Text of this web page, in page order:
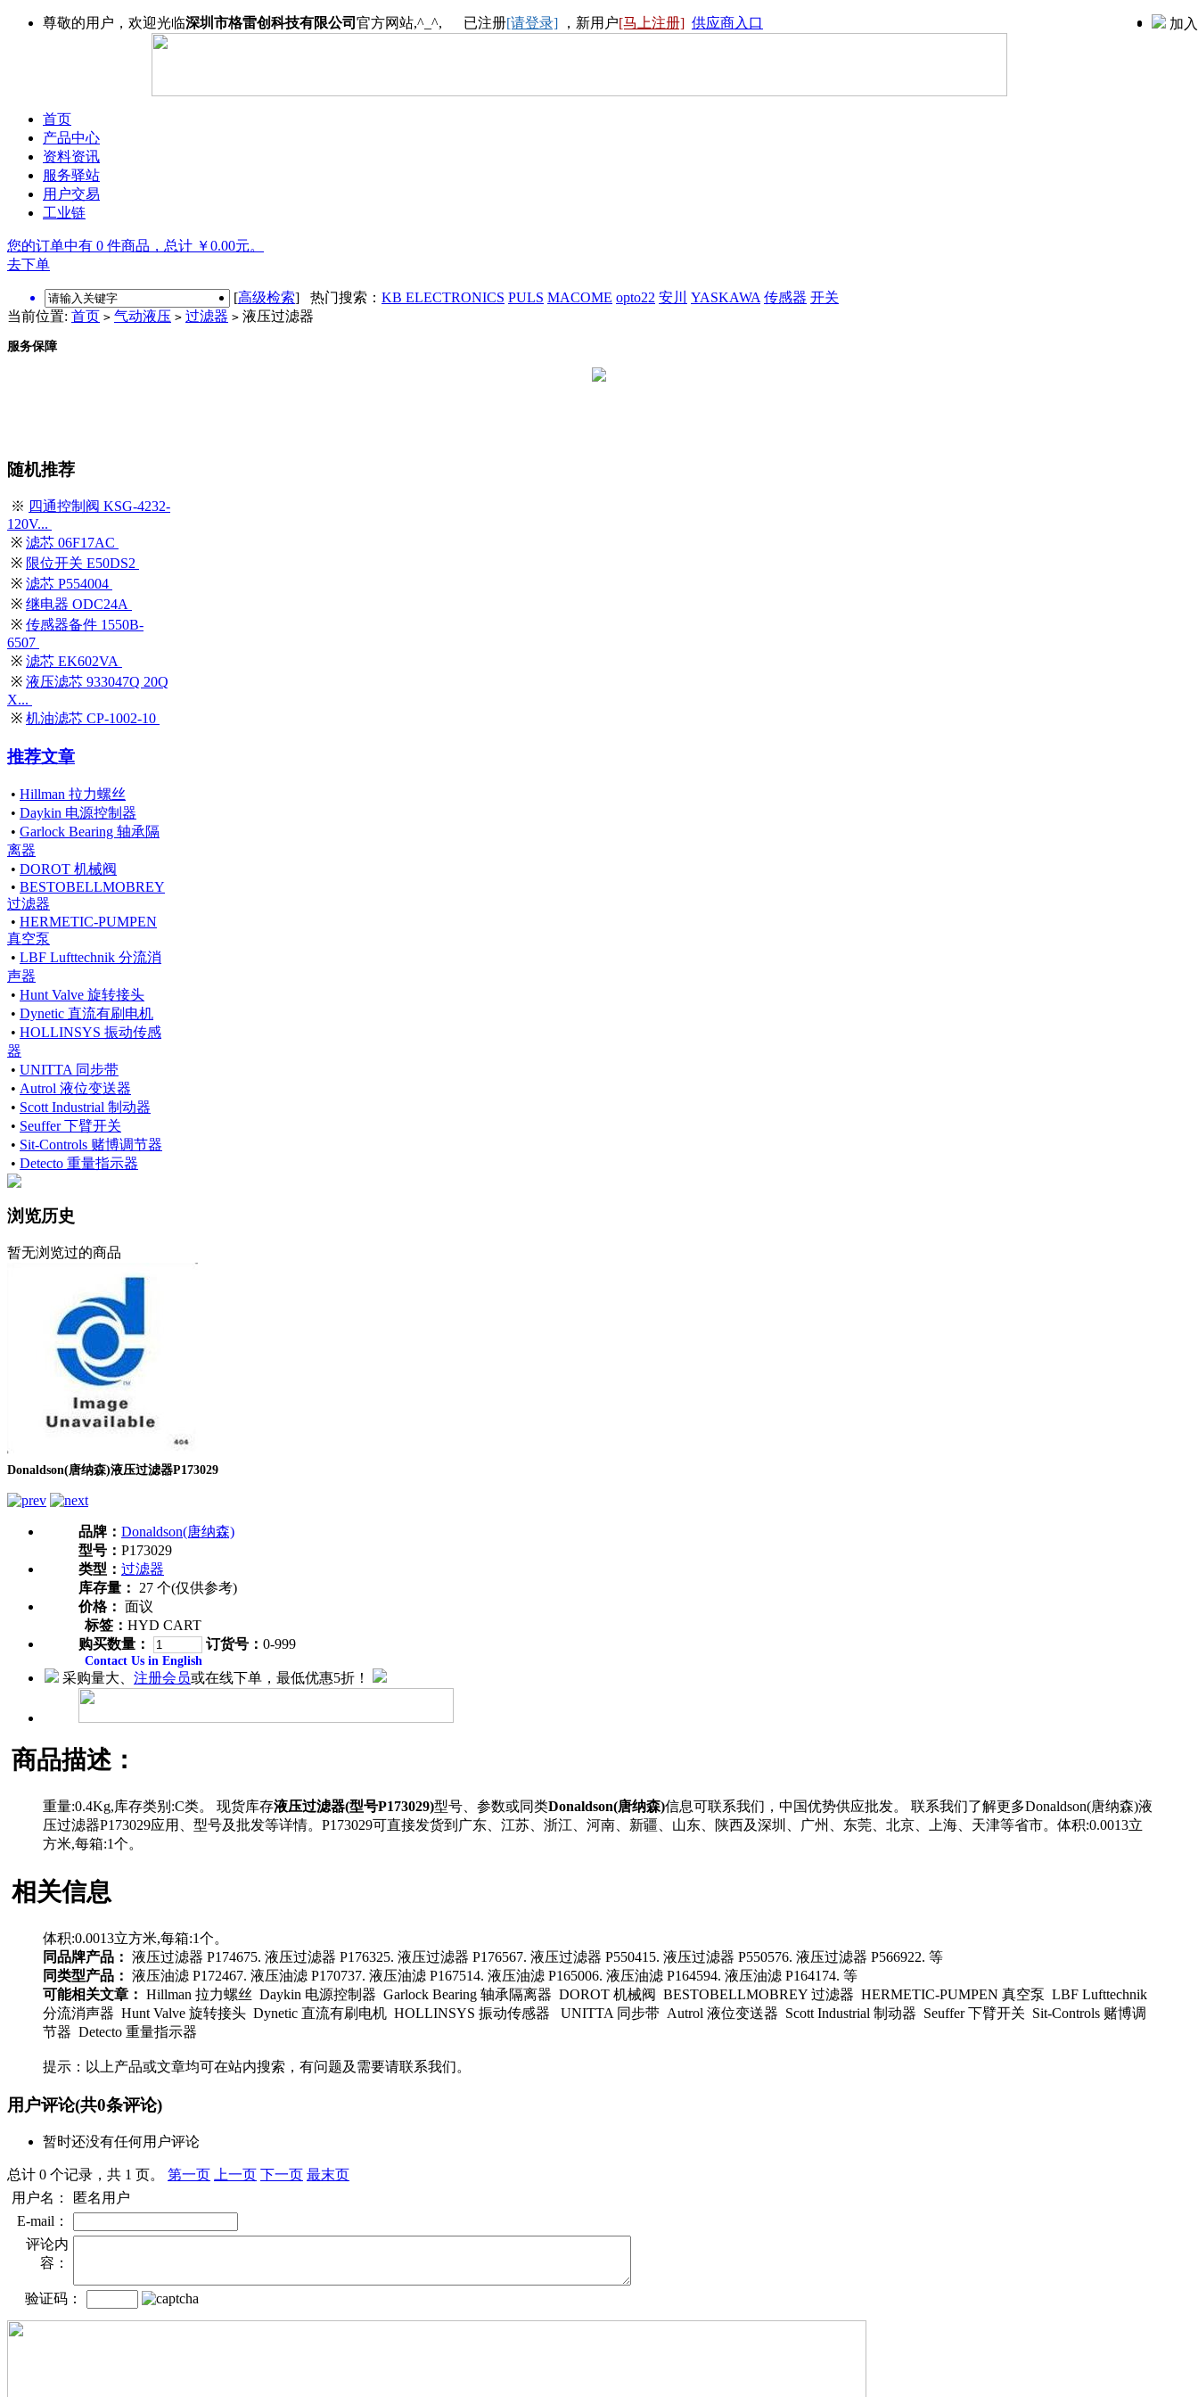
尊敬的用户，欢迎光临深圳市格雷创科技有限公司 官方网站,^_^, 已注册[请登录] ，新用户[马上注册] 供应商入口 加
首页
产品中心
资料资讯
服务驿站
用户交易
工业链
您的订单中有 0 件商品，总计 ￥0.00元。
去下单
[高级检索] 热门搜索： KB ELECTRONICS PULS MACOME opto22 安川 YASKAWA 传感器 开关
当前位置: 首页 > 气动液压 > 过滤器 > 液压过滤器
服务保障
随机推荐
※ 四通控制阀 KSG-4232-
120V...
※ 滤芯 06F17AC
※ 限位开关 E50DS2
※ 滤芯 P554004
※ 继电器 ODC24A
※ 传感器备件 1550B-
6507
※ 滤芯 EK602VA
※ 液压滤芯 933047Q 20Q
X...
※ 机油滤芯 CP-1002-10
推荐文章
• Hillman 拉力螺丝
• Daykin 电源控制器
• Garlock Bearing 轴承隔
离器
• DOROT 机械阀
• BESTOBELLMOBREY
过滤器
• HERMETIC-PUMPEN
真空泵
• LBF Lufttechnik 分流消
声器
• Hunt Valve 旋转接头
• Dynetic 直流有刷电机
• HOLLINSYS 振动传感
器
• UNITTA 同步带
• Autrol 液位变送器
• Scott Industrial 制动器
• Seuffer 下臂开关
• Sit-Controls 赌博调节器
• Detecto 重量指示器
浏览历史
暂无浏览过的商品
Donaldson(唐纳森)液压过滤器P173029
品牌： Donaldson(唐纳森)
型号： P173029
类型： 过滤器
库存量：
27 个(仅供参考)
价格： 面议
标签： HYD CART
购买数量：
订货号： 0-999
Contact Us in English
采购量大、 注册会员或在线下单，最低优惠5折！
商品描述：
重量:0.4Kg,库存类别:C类。 现货库存液压过滤器(型号P173029)型号、参数或同类Donaldson(唐纳森)信息可联系我们，中国优势供应批发。 联系我们了解更多Donaldson(唐纳森)液
压过滤器P173029应用、型号及批发等详情。P173029可直接发货到广东、江苏、浙江、河南、新疆、山东、陕西及深圳、广州、东莞、北京、上海、天津等省市。体积:0.0013立
方米,每箱:1个。
相关信息
体积:0.0013立方米,每箱:1个。
同品牌产品： 液压过滤器 P174675. 液压过滤器 P176325. 液压过滤器 P176567. 液压过滤器 P550415. 液压过滤器 P550576. 液压过滤器 P566922. 等
同类型产品： 液压油滤 P172467. 液压油滤 P170737. 液压油滤 P167514. 液压油滤 P165006. 液压油滤 P164594. 液压油滤 P164174. 等
可能相关文章： Hillman 拉力螺丝 Daykin 电源控制器 Garlock Bearing 轴承隔离器 DOROT 机械阀 BESTOBELLMOBREY 过滤器 HERMETIC-PUMPEN 真空泵 LBF Lufttechnik
分流消声器 Hunt Valve 旋转接头 Dynetic 直流有刷电机 HOLLINSYS 振动传感器 UNITTA 同步带 Autrol 液位变送器 Scott Industrial 制动器 Seuffer 下臂开关 Sit-Controls 赌博调
节器 Detecto 重量指示器
提示：以上产品或文章均可在站内搜索，有问题及需要请联系我们。
用户评论(共0条评论)
暂时还没有任何用户评论
总计 0 个记录，共 1 页。 第一页 上一页 下一页 最末页
用户名：
匿名用户
E-mail：
评论内
容：
验证码：